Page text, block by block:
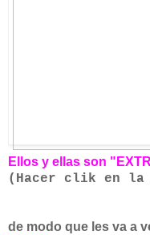
Ellos y ellas son
(Hacer clik en la
de modo que les va a